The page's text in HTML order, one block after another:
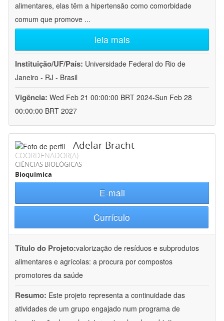
alimentares, elas têm a hipertensão como comorbidade
comum que promove ...
leia mais
Instituição/UF/País: Universidade Federal do Rio de
Janeiro - RJ - Brasil
Vigência: Wed Feb 21 00:00:00 BRT 2024-Sun Feb 28
00:00:00 BRT 2027
Adelar Bracht
COORDENADOR(A)
CIÊNCIAS BIOLÓGICAS
Bioquímica
E-mail
Currículo
Título do Projeto:valorização de resíduos e subprodutos
alimentares e agrícolas: a procura por compostos
promotores da saúde
Resumo: Este projeto representa a continuidade das
atividades de um grupo engajado num programa de